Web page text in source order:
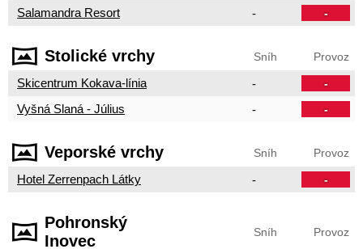
Salamandra Resort - -
Stolické vrchy Sníh Provoz
Skicentrum Kokava-línia - -
Vyšná Slaná - Július - -
Veporské vrchy Sníh Provoz
Hotel Zerrenpach Látky - -
Pohronský
Inovec
Sníh Provoz